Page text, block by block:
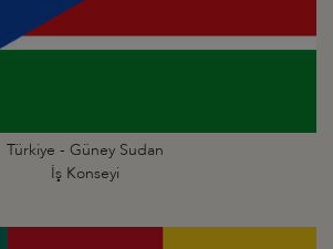
Türkiye - Güney Sudan
İş Konseyi